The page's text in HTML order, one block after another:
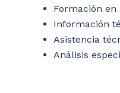
Formación
Información
Asistencia
Análisis